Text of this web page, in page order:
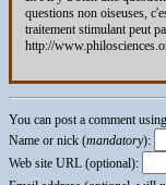
questions non oiseuses,
traitement stimulant peut
http://
You can post a comment
Name or nick (mandatory):
Web site URL (optional):